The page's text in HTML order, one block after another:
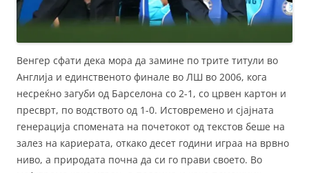
Венгер сфати дека мора да замине по трите титули во
Англија и единственото финале во ЛШ во 2006, кога
несреќно загуби од Барселона со 2-1, со црвен картон и
пресврт, по водството од 1-0. Истовремено и сјајната
генерација спомената на почетокот од текстов беше на
залез на кариерата, откако десет години играа на врвно
ниво, а природата почна да си го прави своето. Во